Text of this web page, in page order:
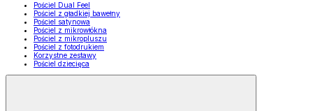
Pościel Dual Feel
Pościel z gładkiej bawełny
Pościel satynowa
Pościel z mikrowłókna
Pościel z mikropluszu
Pościel z fotodrukiem
Korzystne zestawy
Pościel dziecięca